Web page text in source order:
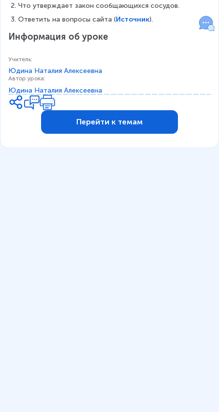
Что утверждает закон сообщающихся сосудов.
Ответить на вопросы сайта (Источник).
Информация об уроке
Учитель:
Юдина Наталия Алексеевна
Автор урока:
Юдина Наталия Алексеевна
Перейти к темам